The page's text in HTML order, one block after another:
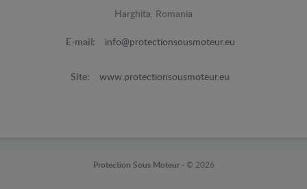
Harghita, Romania
E-mail: info@protectionsousmoteur.eu
Site: www.protectionsousmoteur.eu
Protection Sous Moteur - © 2026